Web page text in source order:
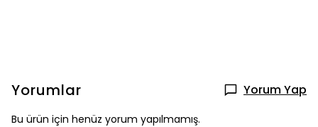
Yorumlar Yorum Yap
Bu ürün için henüz yorum yapılmamış.